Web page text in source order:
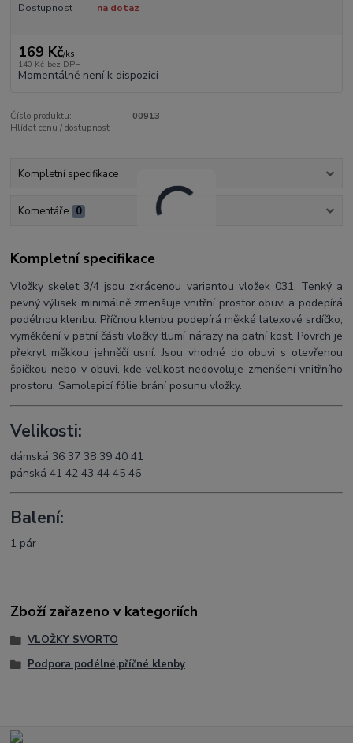
Dostupnost na dotaz
169 Kč/ks
140 Kč bez DPH
Momentálně není k dispozici
Číslo produktu:
00913
Hlídat cenu / dostupnost
Kompletní specifikace
Komentáře 0
Kompletní specifikace
Vložky skelet 3/4 jsou zkrácenou variantou vložek 031. Tenký a
pevný výlisek minimálně zmenšuje vnitřní prostor obuvi a podepírá
podélnou klenbu. Příčnou klenbu podepírá měkké latexové srdíčko,
vyměkčení v patní části vložky tlumí nárazy na patní kost. Povrch je
překryt měkkou jehněčí usní. Jsou vhodné do obuvi s otevřenou
špičkou nebo v obuvi, kde velikost nedovoluje zmenšení vnitřního
prostoru. Samolepicí fólie brání posunu vložky.
Velikosti:
dámská 36 37 38 39 40 41
pánská 41 42 43 44 45 46
Balení:
1 pár
Zboží zařazeno v kategoriích
VLOŽKY SVORTO
Podpora podélné,příčné klenby